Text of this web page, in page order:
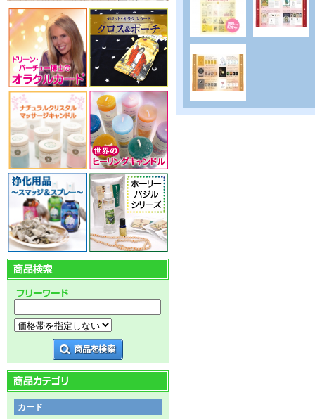
カード